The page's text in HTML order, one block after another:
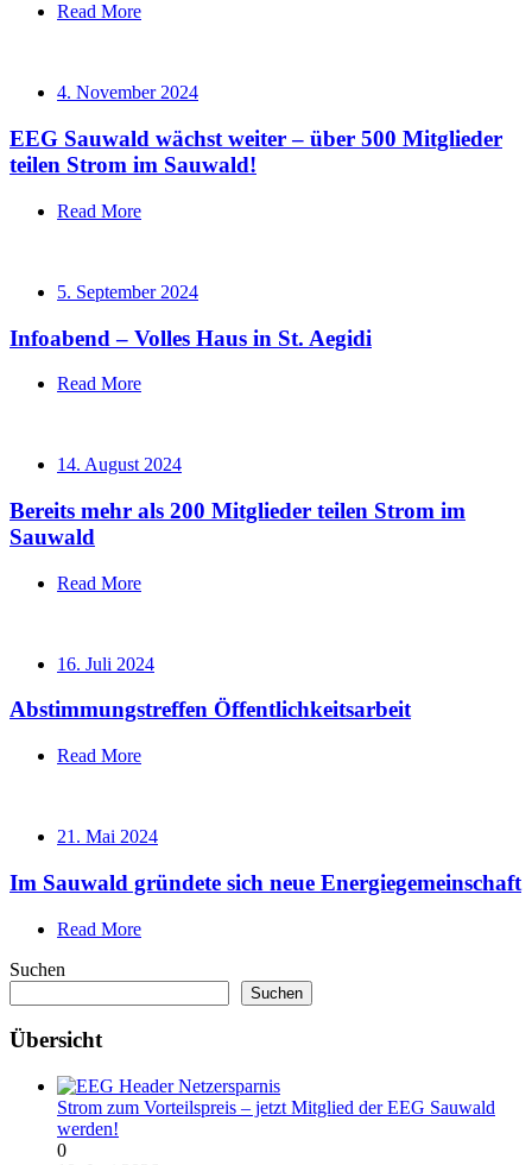
Read More
4. November 2024
EEG Sauwald wächst weiter – über 500 Mitglieder
teilen Strom im Sauwald!
Read More
5. September 2024
Infoabend – Volles Haus in St. Aegidi
Read More
14. August 2024
Bereits mehr als 200 Mitglieder teilen Strom im
Sauwald
Read More
16. Juli 2024
Abstimmungstreffen Öffentlichkeitsarbeit
Read More
21. Mai 2024
Im Sauwald gründete sich neue Energiegemeinschaft
Read More
Suchen
Suchen
Übersicht
Strom zum Vorteilspreis – jetzt Mitglied der EEG Sauwald
werden!
0